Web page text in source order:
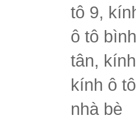
tô 9,
ô tô
tân,
kính ô
nhà bè